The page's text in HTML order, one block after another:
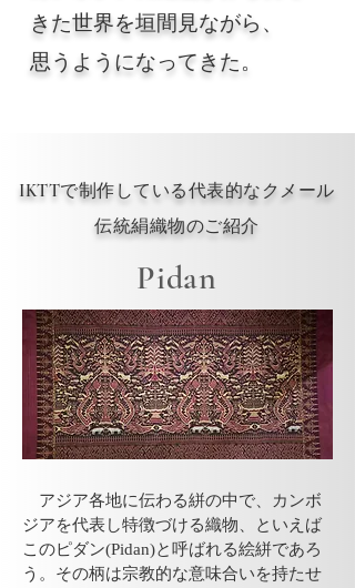
きた世界を垣間見ながら、
思うようになってきた。
IKTTで制作している代表的なクメール
伝統絹織物のご紹介
​Pidan
アジア各地に伝わる絣の中で、カンボ
ジアを代表し特徴づける織物、といえば
このピダン(Pidan)と呼ばれる絵絣であろ
う。その柄は宗教的な意味合いを持たせ